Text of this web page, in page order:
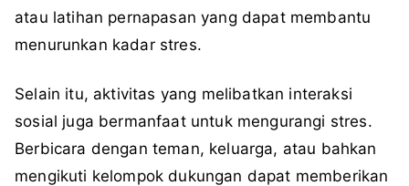
atau latihan pernapasan yang dapat membantu
menurunkan kadar stres.
Selain itu, aktivitas yang melibatkan interaksi
sosial juga bermanfaat untuk mengurangi stres.
Berbicara dengan teman, keluarga, atau bahkan
mengikuti kelompok dukungan dapat memberikan